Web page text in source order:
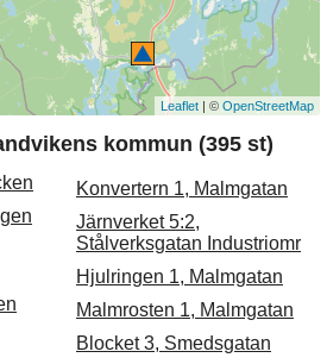
Leaflet | © OpenStreetMap
kommun (395 st)
Konvertern 1, Malmgatan
Järnverket 5:2,
Stålverksgatan Industriomr
Hjulringen 1, Malmgatan
Malmrosten 1, Malmgatan
Blocket 3, Smedsgatan